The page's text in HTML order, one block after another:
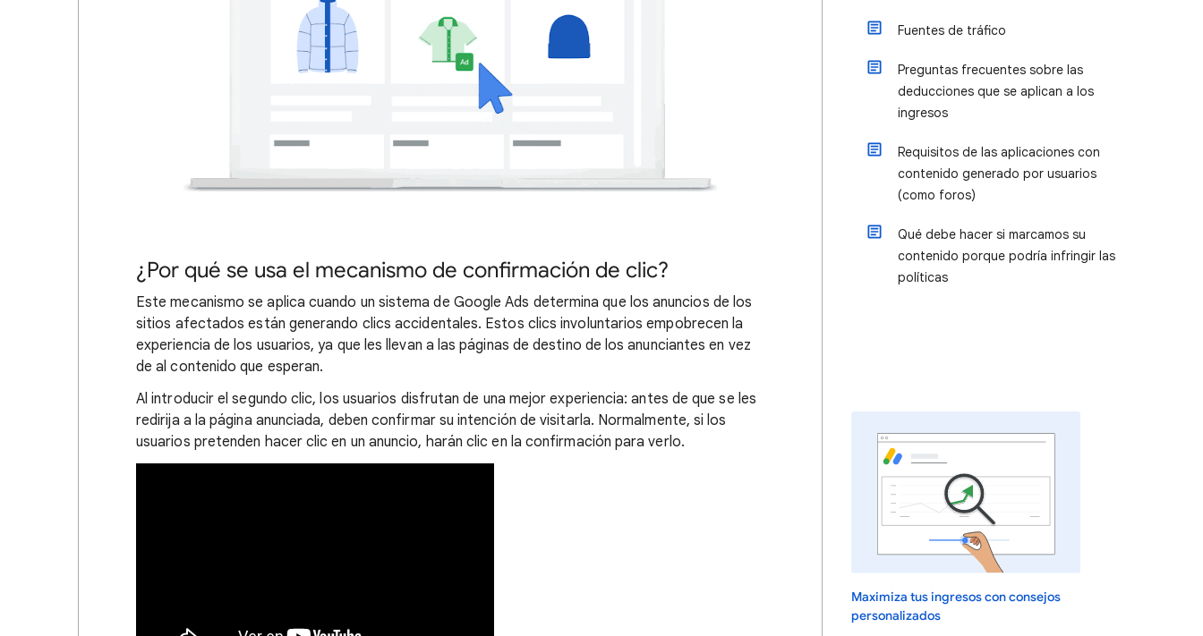
¿Por qué se usa el mecanismo de confirmación de clic?
Este mecanismo se aplica cuando un sistema de Google Ads determina que los anuncios de los
sitios afectados están generando clics accidentales. Estos clics involuntarios empobrecen la
experiencia de los usuarios, ya que les llevan a las páginas de destino de los anunciantes en vez
de al contenido que esperan.
Al introducir el segundo clic, los usuarios disfrutan de una mejor experiencia: antes de que se les
redirija a la página anunciada, deben confirmar su intención de visitarla. Normalmente, si los
usuarios pretenden hacer clic en un anuncio, harán clic en la confirmación para verlo.
Fuentes de tráfico
Preguntas frecuentes sobre las
deducciones que se aplican a los
ingresos
Requisitos de las aplicaciones con
contenido generado por usuarios
(como foros)
Qué debe hacer si marcamos su
contenido porque podría infringir las
políticas
Maximiza tus ingresos con consejos
personalizados